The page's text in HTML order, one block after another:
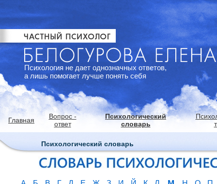
Психология не дает однозначных ответов,
а лишь помогает лучше понять себя
Главная
Вопрос -
ответ
Психологический
словарь
Психологический словарь